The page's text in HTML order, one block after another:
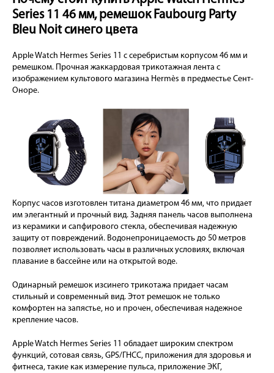
Series 11 46 мм, ремешок Faubourg Party
Bleu Noit синего цвета
Apple Watch Hermes Series 11 с серебристым корпусом 46 мм и
ремешком. Прочная жаккардовая трикотажная лента с
изображением культового магазина Hermès в предместье Сент-
Оноре.
Корпус часов изготовлен титана диаметром 46 мм, что придает
им элегантный и прочный вид. Задняя панель часов выполнена
из керамики и сапфирового стекла, обеспечивая надежную
защиту от повреждений. Водонепроницаемость до 50 метров
позволяет использовать часы в различных условиях, включая
плавание в бассейне или на открытой воде.
Одинарный ремешок изсинего трикотажа придает часам
стильный и современный вид. Этот ремешок не только
комфортен на запястье, но и прочен, обеспечивая надежное
крепление часов.
Apple Watch Hermes Series 11 обладает широким спектром
функций, сотовая связь, GPS/ГНСС, приложения для здоровья и
фитнеса, такие как измерение пульса, приложение ЭКГ,